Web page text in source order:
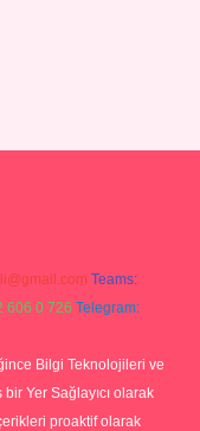
Teams:
606 0 726 Telegram:
Bilgi Teknolojileri ve
Yer Sağlayıcı olarak
proaktif olarak